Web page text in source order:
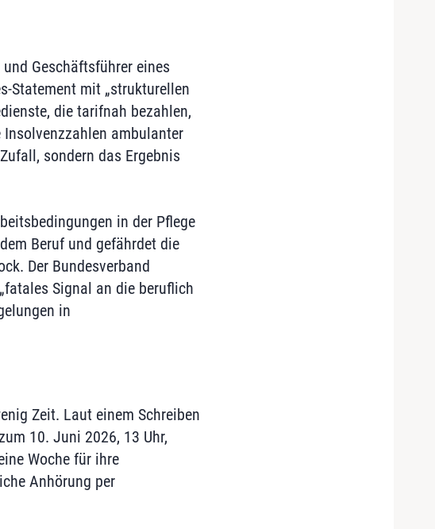
Geschäftsführer eines
Statement mit „strukturellen
die tarifnah bezahlen,
ambulanter
sondern das Ergebnis
in der Pflege
Beruf und gefährdet die
Der Bundesverband
Signal an die beruflich
in
Zeit. Laut einem Schreiben
10. Juni 2026, 13 Uhr,
Woche für ihre
Anhörung per